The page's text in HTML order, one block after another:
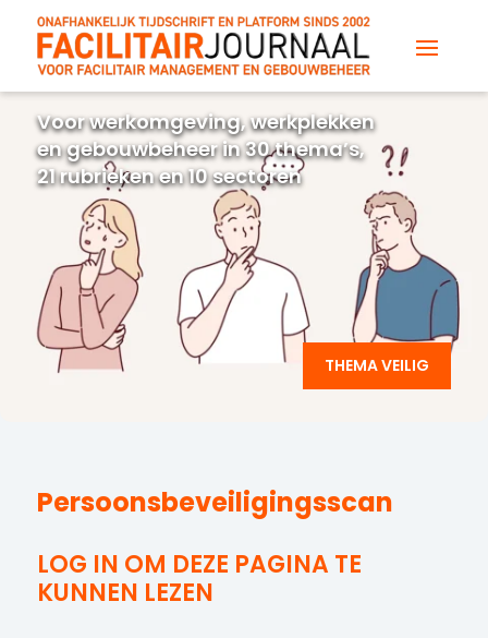
Voor werkomgeving, werkplekken
en gebouwbeheer in 30 thema’s,
21 rubrieken en 10 sectoren
THEMA VEILIG
Persoonsbeveiligingsscan
LOG IN OM DEZE PAGINA TE
KUNNEN LEZEN